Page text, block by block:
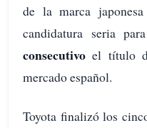
de la marca japonesa
candidatura seria
consecutivo el título
mercado español.
Toyota finalizó los